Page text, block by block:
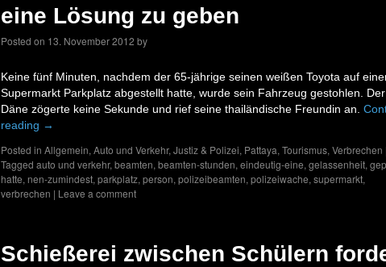
eine Lösung zu geben
Posted on 13. November 2012 by
Keine fünf Minuten, nachdem der 65-jährige seinen weißen Toyota auf
Supermarkt Parkplatz abgestellt hatte, wurde sein Fahrzeug gestohlen. Der
Däne zögerte keine Sekunde und rief seine thailändische Freundin an.
reading →
Posted in Allgemein, Auto und Verkehr, Justiz & Polizei, Pattaya, Tourismus, Verbrechen
Tagged auto und verkehr, beamten, beamten-stunden, eindeutig-eine, gelassenheit,
hatte, nen-zumindest, parkplatz, person, polizeibeamten, polizeiwache, supermarkt,
verbrechen | Leave a comment
Schießerei zwischen Schülern